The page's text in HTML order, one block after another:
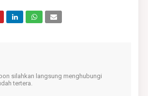
silahkan langsung menghubungi
tertera.